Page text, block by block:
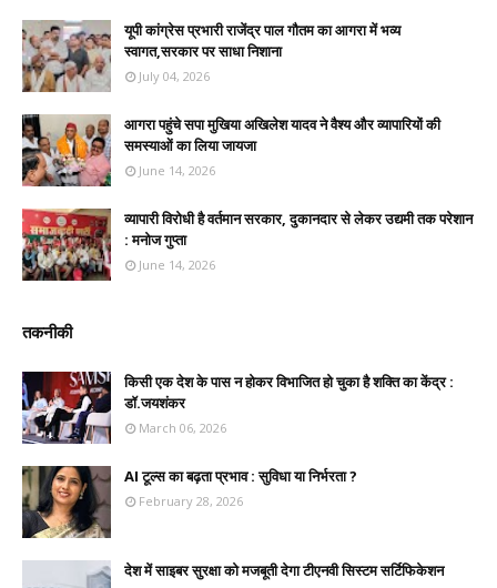
यूपी कांग्रेस प्रभारी राजेंद्र पाल गौतम का आगरा में भव्य
स्वागत,सरकार पर साधा निशाना
July 04, 2026
आगरा पहुंचे सपा मुखिया अखिलेश यादव ने वैश्य और व्यापारियों की
समस्याओं का लिया जायजा
June 14, 2026
व्यापारी विरोधी है वर्तमान सरकार, दुकानदार से लेकर उद्यमी तक परेशान
: मनोज गुप्ता
June 14, 2026
तकनीकी
किसी एक देश के पास न होकर विभाजित हो चुका है शक्ति का केंद्र :
डॉ.जयशंकर
March 06, 2026
AI टूल्स का बढ़ता प्रभाव : सुविधा या निर्भरता ?
February 28, 2026
देश में साइबर सुरक्षा को मजबूती देगा टीएनवी सिस्टम सर्टिफिकेशन